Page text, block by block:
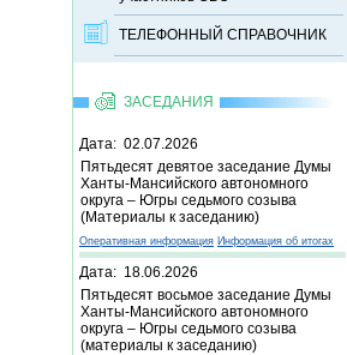
ТЕЛЕФОННЫЙ CПРАВОЧНИК
ЗАСЕДАНИЯ
Дата: 02.07.2026
Пятьдесят девятое заседание Думы
Ханты-Мансийского автономного
округа – Югры седьмого созыва
(Материалы к заседанию)
Оперативная информация Информация об итогах
Дата: 18.06.2026
Пятьдесят восьмое заседание Думы
Ханты-Мансийского автономного
округа – Югры седьмого созыва
(материалы к заседанию)